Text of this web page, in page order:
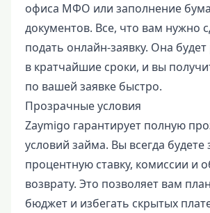
офиса МФО или заполнение
документов. Все, что вам нужно
подать онлайн-заявку. Она
в кратчайшие сроки, и вы
по вашей заявке быстро.
Прозрачные условия
Zaymigo гарантирует полную
условий займа. Вы всегда будете
процентную ставку, комиссии и
возврату. Это позволяет вам
бюджет и избегать скрытых